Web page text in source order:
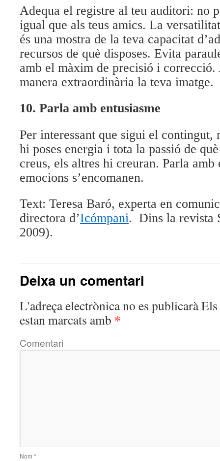
Adequa el registre al teu auditori: no
igual que als teus amics. La
és una mostra de la teva capacitat
recursos de què disposes. Evita
amb el màxim de precisió i
manera extraordinària la teva imatge.
10. Parla amb entusiasme
Per interessant que sigui el contingut,
hi poses energia i tota la passió de
creus, els altres hi creuran. Parla amb
emocions s’encomanen.
Text: Teresa Baró, experta en
directora d’Icómpani. Dins la revista
2009).
Deixa un comentari
L'adreça electrònica no es publicaràEls
estan marcats amb *
Comentari
Nom *